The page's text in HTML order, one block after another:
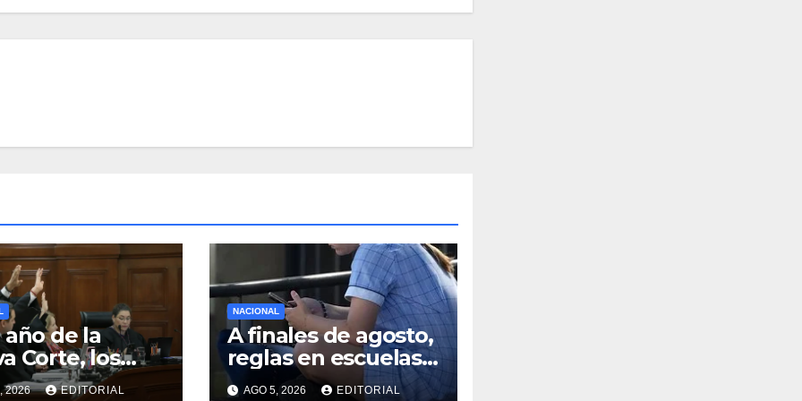
año de la
Corte, los
continúan
2026 EDITORIAL
NACIONAL
A finales de agosto,
reglas en escuelas
sobre uso de
AGO 5, 2026 EDITORIAL